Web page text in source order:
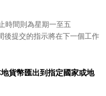
時間則為星期一至五
後提交的指示將在下一個工作
貨幣匯出到指定國家或地